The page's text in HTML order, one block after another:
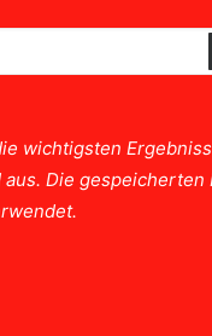
wichtigsten
Die